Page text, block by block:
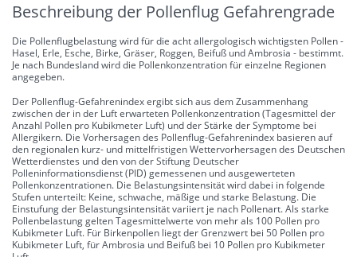
Beschreibung der Pollenflug Gefahrengrade
Die Pollenflugbelastung wird für die acht allergologisch wichtigsten Pollen -
Hasel, Erle, Esche, Birke, Gräser, Roggen, Beifuß und Ambrosia - bestimmt.
Je nach Bundesland wird die Pollenkonzentration für einzelne Regionen
angegeben.
Der Pollenflug-Gefahrenindex ergibt sich aus dem Zusammenhang
zwischen der in der Luft erwarteten Pollenkonzentration (Tagesmittel der
Anzahl Pollen pro Kubikmeter Luft) und der Stärke der Symptome bei
Allergikern. Die Vorhersagen des Pollenflug-Gefahrenindex basieren auf
den regionalen kurz- und mittelfristigen Wettervorhersagen des Deutschen
Wetterdienstes und den von der Stiftung Deutscher
Polleninformationsdienst (PID) gemessenen und ausgewerteten
Pollenkonzentrationen. Die Belastungsintensität wird dabei in folgende
Stufen unterteilt: Keine, schwache, mäßige und starke Belastung. Die
Einstufung der Belastungsintensität variiert je nach Pollenart. Als starke
Pollenbelastung gelten Tagesmittelwerte von mehr als 100 Pollen pro
Kubikmeter Luft. Für Birkenpollen liegt der Grenzwert bei 50 Pollen pro
Kubikmeter Luft, für Ambrosia und Beifuß bei 10 Pollen pro Kubikmeter